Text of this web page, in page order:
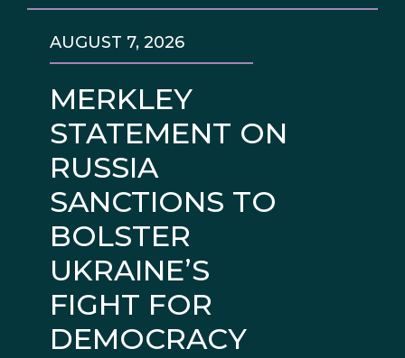
MERKLEY
STATEMENT ON
RUSSIA
SANCTIONS TO
BOLSTER
UKRAINE’S
FIGHT FOR
DEMOCRACY
AUGUST 7, 2026